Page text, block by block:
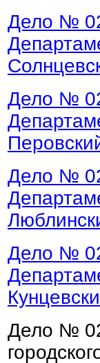
Дело №
Дело №
Дело №
Дело №
Дело №